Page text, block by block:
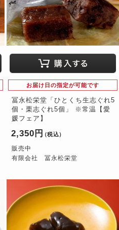
お届け日の指定が可能です
冨永松栄堂「ひとくち生志ぐれ5
個・栗志ぐれ5個」 ※常温【愛
媛フェア】
2,350円 （税込）
販売中
有限会社 冨永松栄堂